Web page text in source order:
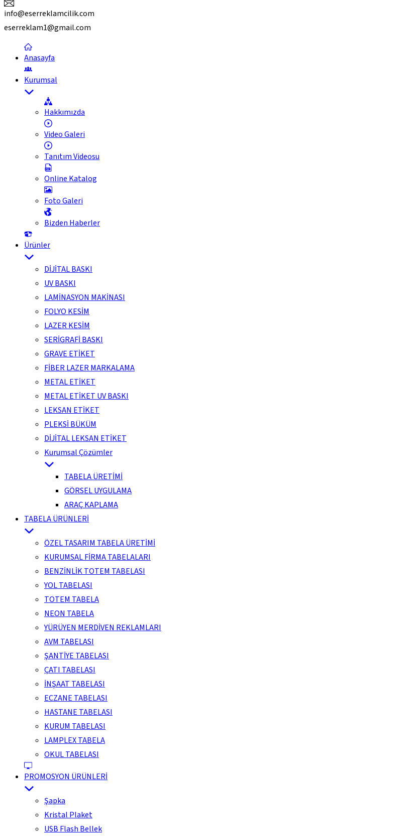
info@eserreklamcilik.com
eserreklam1@gmail.com
Anasayfa
Kurumsal
Hakkımızda
Video Galeri
Tanıtım Videosu
Online Katalog
Foto Galeri
Bizden Haberler
Ürünler
DİJİTAL BASKI
UV BASKI
LAMİNASYON MAKİNASI
FOLYO KESİM
LAZER KESİM
SERİGRAFİ BASKI
GRAVE ETİKET
FİBER LAZER MARKALAMA
METAL ETİKET
METAL ETİKET UV BASKI
LEKSAN ETİKET
PLEKSİ BÜKÜM
DİJİTAL LEKSAN ETİKET
Kurumsal Çözümler
TABELA ÜRETİMİ
GÖRSEL UYGULAMA
ARAÇ KAPLAMA
TABELA ÜRÜNLERİ
ÖZEL TASARIM TABELA ÜRETİMİ
KURUMSAL FİRMA TABELALARI
BENZİNLİK TOTEM TABELASI
YOL TABELASI
TOTEM TABELA
NEON TABELA
YÜRÜYEN MERDİVEN REKLAMLARI
AVM TABELASI
ŞANTİYE TABELASI
ÇATI TABELASI
İNŞAAT TABELASI
ECZANE TABELASI
HASTANE TABELASI
KURUM TABELASI
LAMPLEX TABELA
OKUL TABELASI
PROMOSYON ÜRÜNLERİ
Şapka
Kristal Plaket
USB Flash Bellek